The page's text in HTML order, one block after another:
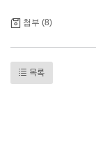
첨부 (8)
목록